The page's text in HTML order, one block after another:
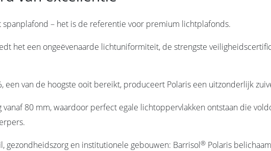
spanplafond – het is de referentie voor premium lichtplafonds.
het een ongeëvenaarde lichtuniformiteit, de strengste
een van de hoogste ooit bereikt, produceert Polaris een uitzonderlijk
80 mm, waardoor perfect egale lichtoppervlakken ontstaan die
gezondheidszorg en institutionele gebouwen: Barrisol® Polaris